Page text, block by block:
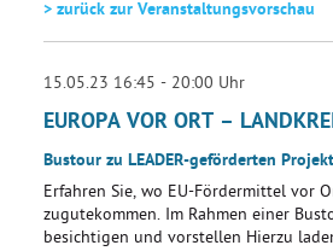
> zurück zur Veranstaltungsvorschau
15.05.23 16:45 - 20:00 Uhr
EUROPA VOR ORT –
Bustour zu LEADER-geförderten
Erfahren Sie, wo EU-Fördermittel vor
zugutekommen. Im Rahmen einer
besichtigen und vorstellen Hierzu